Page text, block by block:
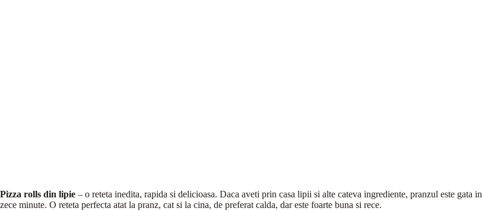
Pizza rolls din lipie – o reteta inedita, rapida si delicioasa. Daca aveti prin casa lipii si alte cateva ingrediente, pranzul este gata in
zece minute. O reteta perfecta atat la pranz, cat si la cina, de preferat calda, dar este foarte buna si rece.